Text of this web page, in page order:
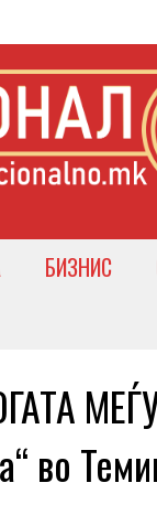
БИЗНИС
во